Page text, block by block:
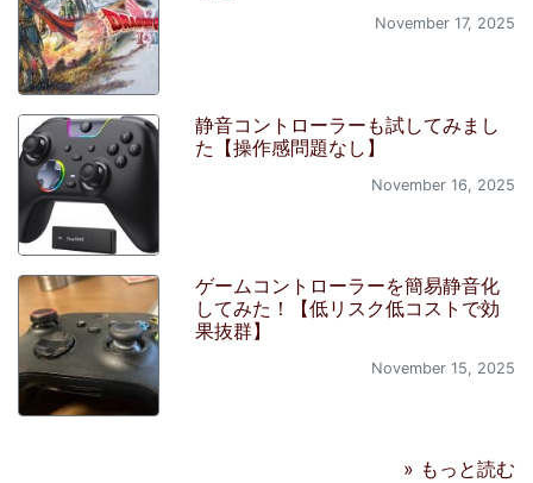
November 17, 2025
静音コントローラーも試してみまし
た【操作感問題なし】
November 16, 2025
ゲームコントローラーを簡易静音化
してみた！【低リスク低コストで効
果抜群】
November 15, 2025
» もっと読む